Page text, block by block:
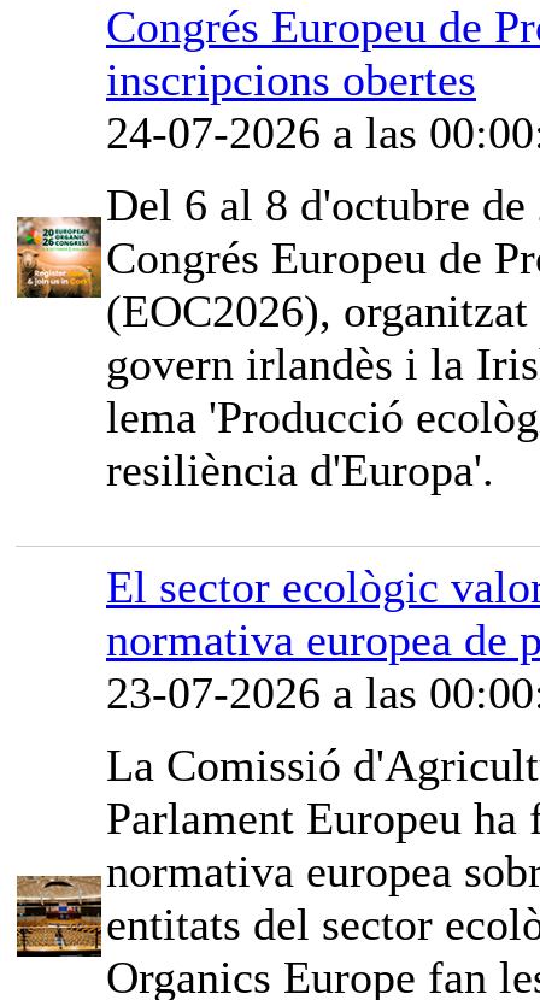
Congrés Europeu de
inscripcions obertes
24-07-2026 a las
Del 6 al 8 d'octubre
Congrés Europeu de
(EOC2026),
govern irlandès i la
lema 'Producció
resiliència d'Europa'.
El sector ecològic
normativa europea de
23-07-2026 a las
La Comissió
Parlament Europeu
normativa europea
entitats del sector
Organics Europe fan